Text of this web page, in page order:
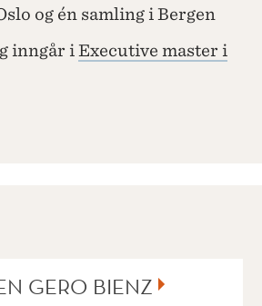
og én samling i Bergen
inngår i Executive master i
GERO BIENZ